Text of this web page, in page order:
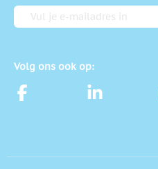
E-mailadres
Volg ons ook op: